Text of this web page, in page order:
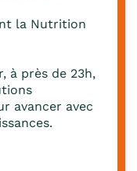
la Nutrition
à près de 23h,
avancer avec